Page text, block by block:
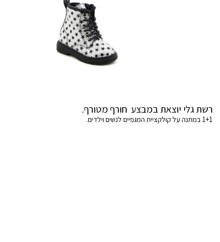
רשת גלי יוצאת במבצע חורף מטורף.
1+1 במתנה על קולקציית המגפיים לנשים וילדים.